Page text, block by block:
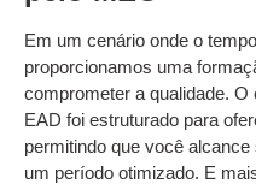
Em um cenário onde o
proporcionamos uma
comprometer a qualidade.
EAD foi estruturado para
permitindo que você
um período otimizado. E